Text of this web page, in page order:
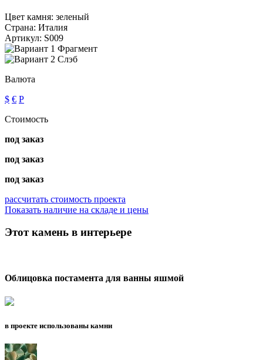
Цвет камня: зеленый
Страна: Италия
Артикул: S009
Фрагмент
Слэб
Валюта
$ € Р
Стоимость
под заказ
под заказ
под заказ
рассчитать стоимость проекта
Показать наличие на складе и цены
Этот камень в интерьере
Облицовка постамента для ванны яшмой
в проекте использованы камни